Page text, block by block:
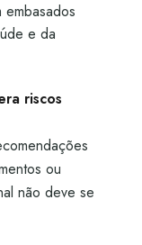
e da
riscos
ou
não deve se